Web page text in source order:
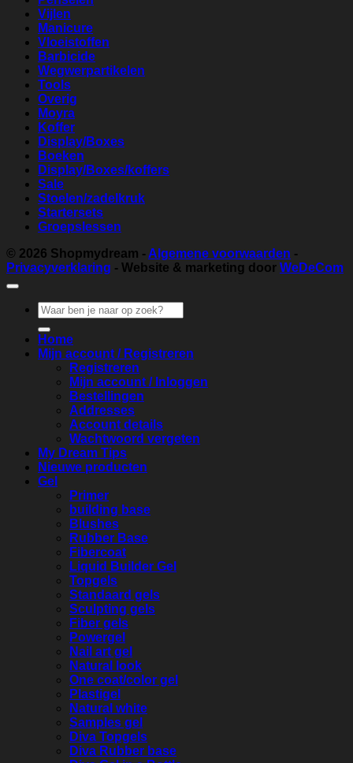
Vijlen
Manicure
Vloeistoffen
Barbicide
Wegwerpartikelen
Tools
Overig
Moyra
Koffer
Display/Boxes
Boeken
Display/Boxes/koffers
Sale
Stoelen/zadelkruk
Startersets
Groepslessen
© 2026 Shopmydream - Algemene voorwaarden -
Privacyverklaring - Website & marketing door WeDeCom
Zoeken
naar:
Home
Mijn account / Registreren
Registreren
Mijn account / Inloggen
Bestellingen
Addresses
Account details
Wachtwoord vergeten
My Dream Tips
Nieuwe producten
Gel
Primer
building base
Blushes
Rubber Base
Fibercoat
Liquid Builder Gel
Topgels
Standaard gels
Sculpting gels
Fiber gels
Powergel
Nail art gel
Natural look
One coat/color gel
Plastigel
Natural white
Samples gel
Diva Topgels
Diva Rubber base